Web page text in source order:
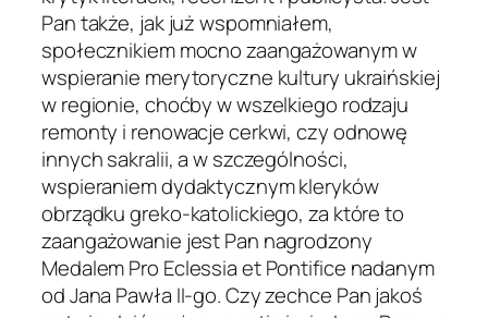
Pan także, jak już wspomniałem,
społecznikiem mocno zaangażowanym w
wspieranie merytoryczne kultury ukraińskiej
w regionie, choćby w wszelkiego rodzaju
remonty i renowacje cerkwi, czy odnowę
innych sakralii, a w szczególności,
wspieraniem dydaktycznym kleryków
obrządku greko-katolickiego, za które to
zaangażowanie jest Pan nagrodzony
Medalem Pro Eclessia et Pontifice nadanym
od Jana Pawła II-go. Czy zechce Pan jakoś